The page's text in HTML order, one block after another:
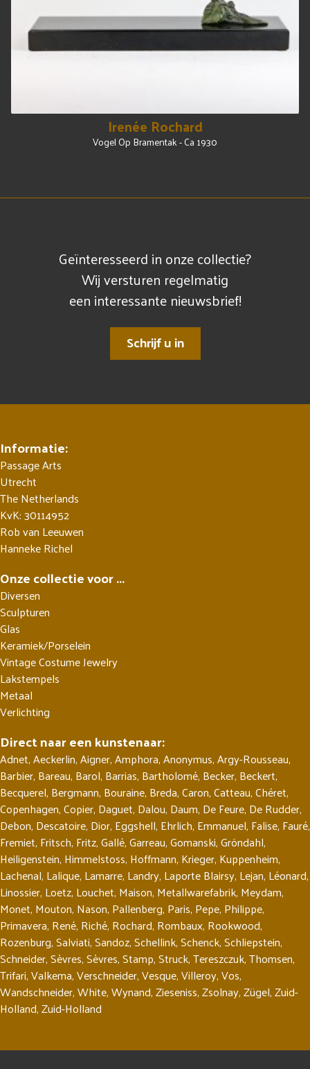
Irenée Rochard
Vogel Op Bramentak - Ca 1930
Geïnteresseerd in onze collectie?
Wij versturen regelmatig
een interessante nieuwsbrief!
Schrijf u in
Informatie:
Passage Arts
Utrecht
The Netherlands
KvK: 30114952
Rob van Leeuwen
Hanneke Richel
Onze collectie voor ...
Diversen
Sculpturen
Glas
Keramiek/Porselein
Vintage Costume Jewelry
Lakstempels
Metaal
Verlichting
Direct naar een kunstenaar:
Adnet,Aeckerlin,Aigner,Amphora,Anonymus,Argy-Rousseau,
Barbier, Bareau, Barol, Barrias, Bartholomé, Becker, Beckert,
Becquerel, Bergmann, Bouraine, Breda,Caron,Catteau,Chéret,
Copenhagen,Copier, Daguet, Dalou, Daum, De Feure, De Rudder,
Debon, Descatoire, Dior, Eggshell, Ehrlich, Emmanuel, Falise, Fauré,
Fremiet, Fritsch, Fritz,Gallé,Garreau,Gomanski,Gröndahl,
Heiligenstein, Himmelstoss, Hoffmann, Krieger, Kuppenheim,
Lachenal, Lalique, Lamarre, Landry, Laporte Blairsy, Lejan, Léonard,
Linossier, Loetz, Louchet, Maison, Metallwarefabrik, Meydam,
Monet, Mouton, Nason, Pallenberg, Paris, Pepe, Philippe,
Primavera, René, Riché, Rochard, Rombaux, Rookwood,
Rozenburg,Salviati,Sandoz,Schellink,Schenck,Schliepstein,
Schneider,Sèvres,Sèvres,Stamp,Struck,Tereszczuk,Thomsen,
Trifari,Valkema,Verschneider,Vesque,Villeroy,Vos,
Wandschneider,White,Wynand,Zieseniss,Zsolnay,Zügel,Zuid-
Holland,Zuid-Holland